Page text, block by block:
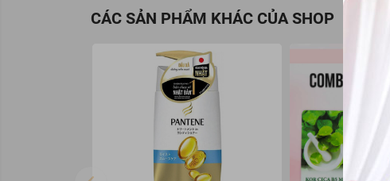
CÁC SẢN PHẨM KHÁC CỦA SHOP